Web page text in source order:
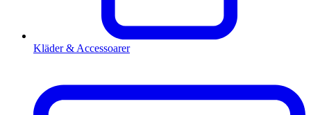
Kläder & Accessoarer